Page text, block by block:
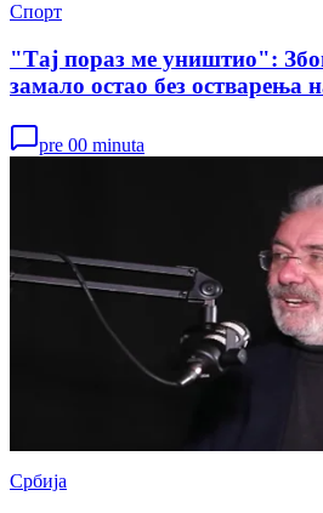
Спорт
"Тај пораз ме уништио":
замало остао без остварења
pre 00 minuta
Србија